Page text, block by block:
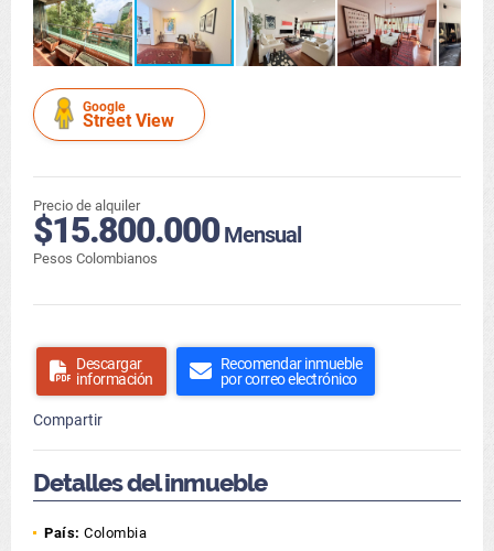
Google
Street View
Precio de alquiler
$15.800.000Mensual
Pesos Colombianos
Descargar
información
Recomendar inmueble
por correo electrónico
Compartir
Detalles del inmueble
País: Colombia